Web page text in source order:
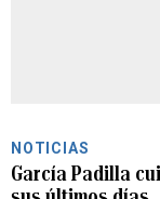
NOTICIAS
García Padilla